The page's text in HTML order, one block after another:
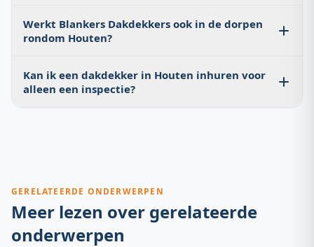
dakinspectie is gratis. Kleine reparaties kosten €150–
€500. Een volledige dakrenovatie loopt van €3.000 tot
vooraf.
Werkt Blankers Dakdekkers ook in de dorpen
rondom Houten?
en omliggende dorpen en gemeenten. Ook in
Nieuwegein, IJsselstein en Vianen werken wij
Kan ik een dakdekker in Houten inhuren voor
alleen een inspectie?
GERELATEERDE ONDERWERPEN
Meer lezen over gerelateerde
onderwerpen